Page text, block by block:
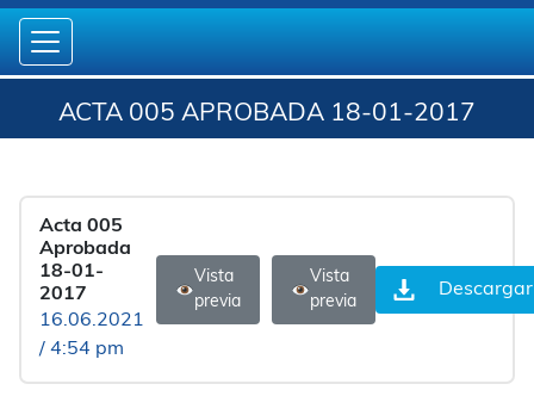
ACTA 005 APROBADA 18-01-2017
Acta 005
Aprobada
18-01-
2017
16.06.2021
/ 4:54 pm
Vista
previa
Vista
previa
Descargar